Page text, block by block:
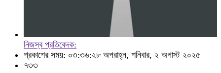
নিজস্ব প্রতিবেদক:
প্রকাশের সময়: ০৩:৩৬:২৮ অপরাহ্ন, শনিবার, ২ অগাস্ট ২০২৫
৭৩৩